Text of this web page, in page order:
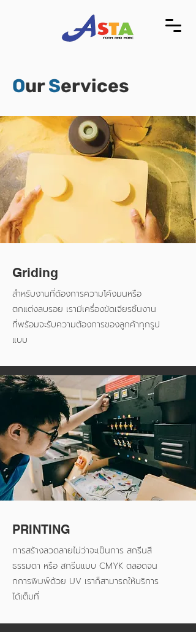
OurServices
Griding
สำหรับงานที่ต้องการความโค้งมนหรือ
ตกแต่งลบรอย เรามีเครื่องขัดเจียรชิ้นงาน
ที่พร้อมจะรับความต้องการของลูกค้าทุกรูป
แบบ
PRINTING
การสร้างลวดลายไม่ว่าจะเป็นการ สกรีนสี
ธรรมดา หรือ สกรีนแบบ CMYK ตลอดจน
กการพิมพ์ด้วย UV เราก็สามารถให้บริการ
ได้เต็มที่